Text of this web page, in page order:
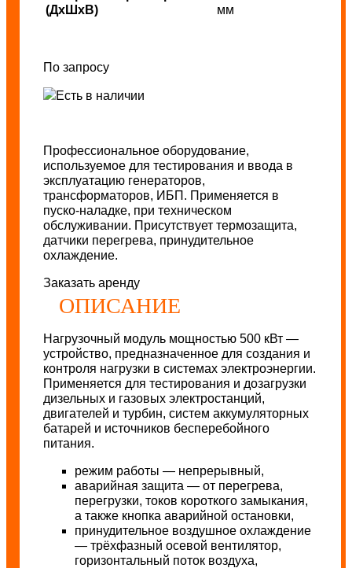
(ДхШхВ)
мм
По запросу
Есть в наличии
Профессиональное оборудование,
используемое для тестирования и ввода в
эксплуатацию генераторов,
трансформаторов, ИБП. Применяется в
пуско-наладке, при техническом
обслуживании. Присутствует термозащита,
датчики перегрева, принудительное
охлаждение.
Заказать аренду
ОПИСАНИЕ
Нагрузочный модуль мощностью 500 кВт —
устройство, предназначенное для создания и
контроля нагрузки в системах электроэнергии.
Применяется для тестирования и дозагрузки
дизельных и газовых электростанций,
двигателей и турбин, систем аккумуляторных
батарей и источников бесперебойного
питания.
режим работы — непрерывный,
аварийная защита — от перегрева,
перегрузки, токов короткого замыкания,
а также кнопка аварийной остановки,
принудительное воздушное охлаждение
— трёхфазный осевой вентилятор,
горизонтальный поток воздуха,